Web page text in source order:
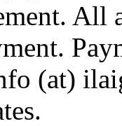
All
(at)